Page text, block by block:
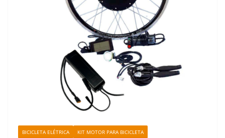
BICICLETA ELÉTRICA KIT MOTOR PARA BICICLETA